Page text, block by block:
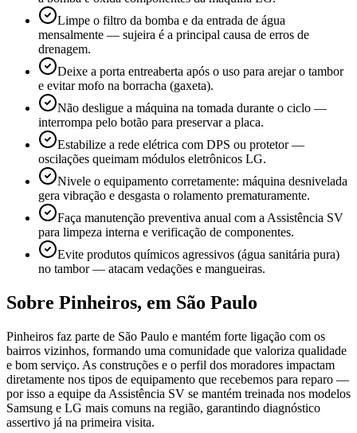
Limpe o filtro da bomba e da entrada de água
mensalmente — sujeira é a principal causa de erros de
drenagem.
Deixe a porta entreaberta após o uso para arejar o tambor
e evitar mofo na borracha (gaxeta).
Não desligue a máquina na tomada durante o ciclo —
interrompa pelo botão para preservar a placa.
Estabilize a rede elétrica com DPS ou protetor —
oscilações queimam módulos eletrônicos LG.
Nivele o equipamento corretamente: máquina desnivelada
gera vibração e desgasta o rolamento prematuramente.
Faça manutenção preventiva anual com a Assistência SV
para limpeza interna e verificação de componentes.
Evite produtos químicos agressivos (água sanitária pura)
no tambor — atacam vedações e mangueiras.
Sobre Pinheiros, em São Paulo
Pinheiros faz parte de São Paulo e mantém forte ligação com os
bairros vizinhos, formando uma comunidade que valoriza qualidade
e bom serviço. As construções e o perfil dos moradores impactam
diretamente nos tipos de equipamento que recebemos para reparo —
por isso a equipe da Assistência SV se mantém treinada nos modelos
Samsung e LG mais comuns na região, garantindo diagnóstico
assertivo já na primeira visita.